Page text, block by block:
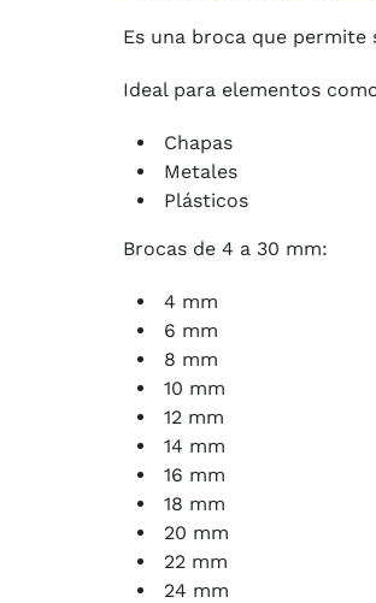
Es una broca que
Ideal para elementos
Chapas
Metales
Plásticos
Brocas de 4 a 30 mm:
4 mm
6 mm
8 mm
10 mm
12 mm
14 mm
16 mm
18 mm
20 mm
22 mm
24 mm